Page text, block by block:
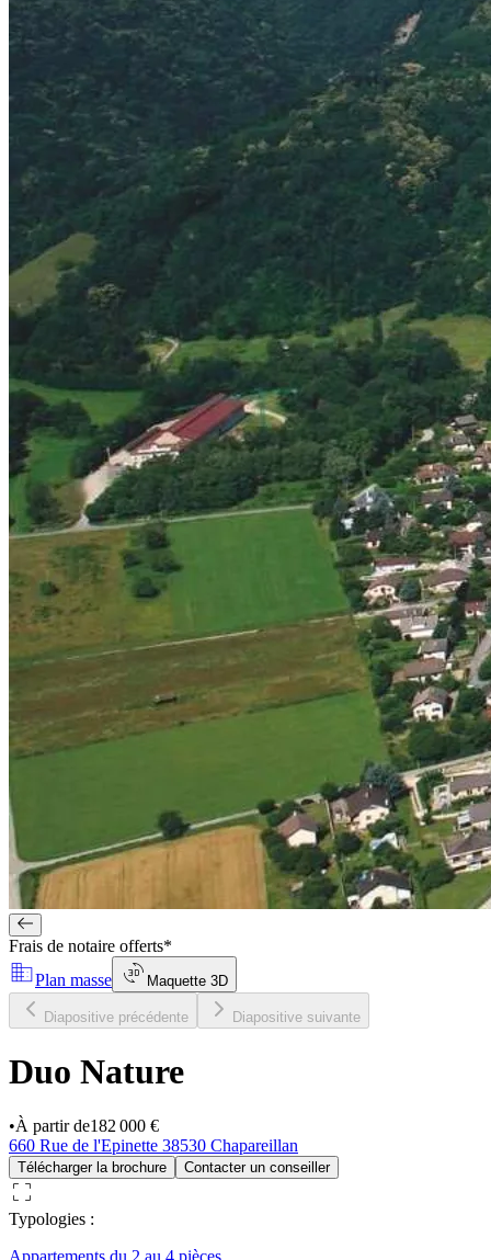
Frais de notaire offerts*
domainPlan masse 3d_rotation Maquette 3D
Diapositive précédente Diapositive suivante
Duo Nature
•À partir de182 000 €
660 Rue de l'Epinette 38530 Chapareillan
Télécharger la brochure Contacter un conseiller
crop_free
Typologies :
Appartements du 2 au 4 pièces